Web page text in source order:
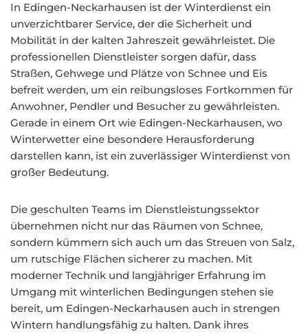
In Edingen-Neckarhausen ist der Winterdienst ein
unverzichtbarer Service, der die Sicherheit und
Mobilität in der kalten Jahreszeit gewährleistet. Die
professionellen Dienstleister sorgen dafür, dass
Straßen, Gehwege und Plätze von Schnee und Eis
befreit werden, um ein reibungsloses Fortkommen für
Anwohner, Pendler und Besucher zu gewährleisten.
Gerade in einem Ort wie Edingen-Neckarhausen, wo
Winterwetter eine besondere Herausforderung
darstellen kann, ist ein zuverlässiger Winterdienst von
großer Bedeutung.
Die geschulten Teams im Dienstleistungssektor
übernehmen nicht nur das Räumen von Schnee,
sondern kümmern sich auch um das Streuen von Salz,
um rutschige Flächen sicherer zu machen. Mit
moderner Technik und langjähriger Erfahrung im
Umgang mit winterlichen Bedingungen stehen sie
bereit, um Edingen-Neckarhausen auch in strengen
Wintern handlungsfähig zu halten. Dank ihres